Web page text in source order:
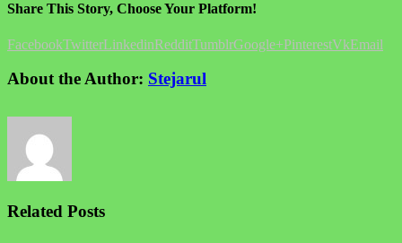
Share This Story, Choose Your Platform!
FacebookTwitterLinkedinRedditTumblrGoogle+PinterestVkEmail
About the Author: Stejarul
Related Posts